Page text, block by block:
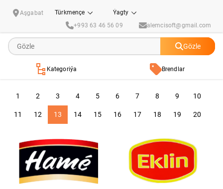
Aşgabat Türkmençe
Ýagty
+993 63 46 56 09
alemcisoft@gmail.com
Gözle
Kategoriýa Brendlar
1 2 3 4 5 6 7 8 9 10
11 12 13 14 15 16 17 18 19 20